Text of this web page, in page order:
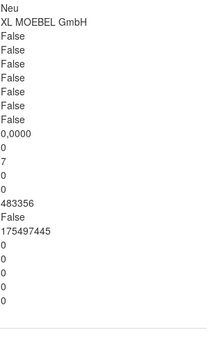
Neu
XL MOEBEL GmbH
False
False
False
False
False
False
False
0,0000
0
7
0
0
483356
False
175497445
0
0
0
0
0